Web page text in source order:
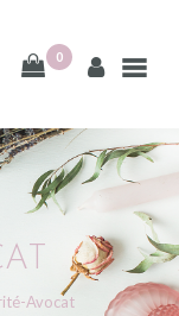
0
Avocat